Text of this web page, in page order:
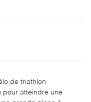
de triathlon
pour atteindre une